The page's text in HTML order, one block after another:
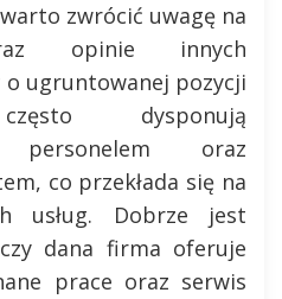
zwrócić uwagę na
opinie innych
ugruntowanej pozycji
dysponują
personelem oraz
co przekłada się na
usług. Dobrze jest
dana firma oferuje
prace oraz serwis